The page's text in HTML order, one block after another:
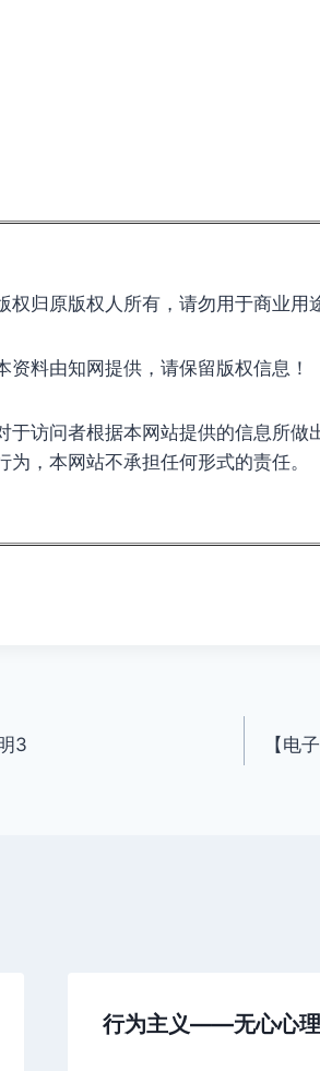
权归原版权人所有，请勿用于商业用
资料由知网提供，请保留版权信息！
于访问者根据本网站提供的信息所做
为，本网站不承担任何形式的责任。
3
【电
行为主义——无心心